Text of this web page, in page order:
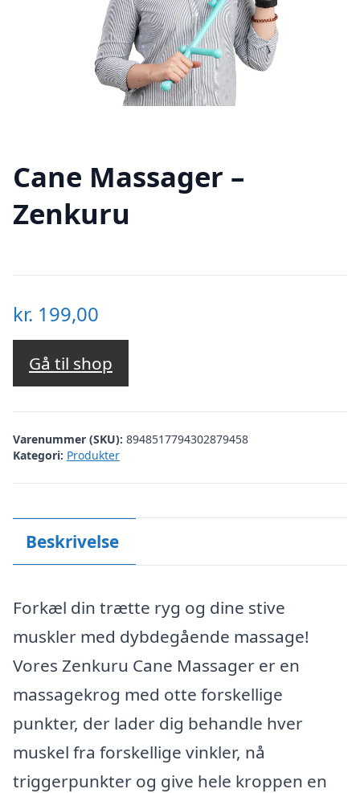
Cane Massager –
Zenkuru
kr. 199,00
Gå til shop
Varenummer (SKU): 8948517794302879458
Kategori: Produkter
Beskrivelse
Forkæl din trætte ryg og dine stive
muskler med dybdegående massage!
Vores Zenkuru Cane Massager er en
massagekrog med otte forskellige
punkter, der lader dig behandle hver
muskel fra forskellige vinkler, nå
triggerpunkter og give hele kroppen en